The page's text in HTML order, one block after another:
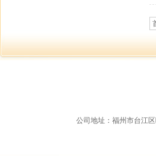
公司地址：福州市台江